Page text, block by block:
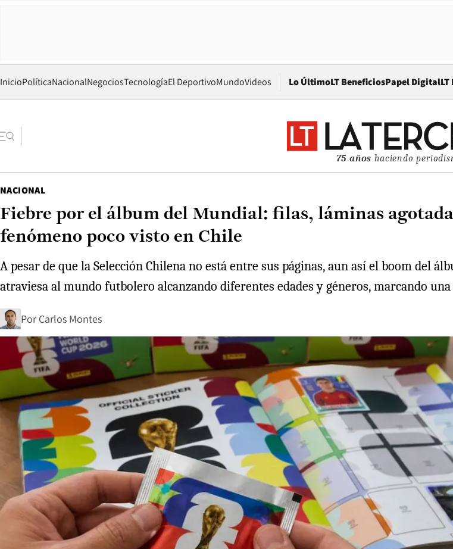
InicioPolíticaNacionalNegociosTecnologíaEl DeportivoMundoVideos Lo ÚltimoLT BeneficiosPapel DigitalLT
75 años haciendo
NACIONAL
Fiebre por el álbum del Mundial: filas, láminas
fenómeno poco visto en Chile
A pesar de que la Selección Chilena no está entre sus páginas, aun así el boom del
atraviesa al mundo futbolero alcanzando diferentes edades y géneros, marcando
Por Carlos Montes